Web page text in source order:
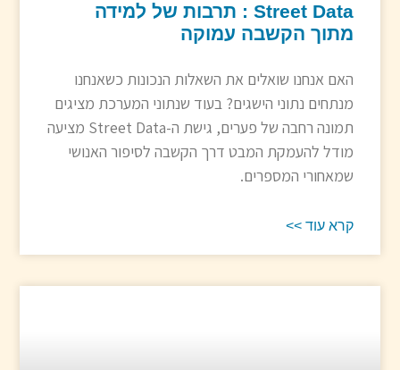
Street Data : תרבות של למידה
מתוך הקשבה עמוקה
האם אנחנו שואלים את השאלות הנכונות כשאנחנו
מנתחים נתוני הישגים? בעוד שנתוני המערכת מציגים
תמונה רחבה של פערים, גישת ה-Street Data מציעה
מודל להעמקת המבט דרך הקשבה לסיפור האנושי
שמאחורי המספרים.
קרא עוד >>